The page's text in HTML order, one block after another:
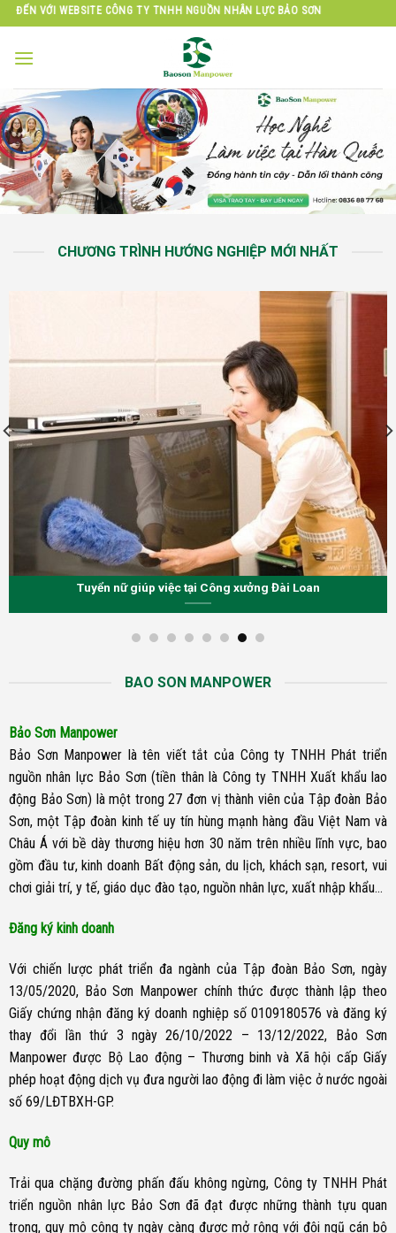
Skip
to
content
TY TNHH NGUỒN NHÂN LỰC BẢO SƠN
CHƯƠNG TRÌNH HƯỚNG NGHIỆP MỚI NHẤT
Tuyển 3 nam sản xuất thực phẩm tại Đài Loan
BAO SON MANPOWER
Bảo Sơn Manpower
Bảo Sơn Manpower là tên viết tắt của Công ty TNHH Phát triển
nguồn nhân lực Bảo Sơn (tiền thân là Công ty TNHH Xuất khẩu lao
động Bảo Sơn) là một trong 27 đơn vị thành viên của Tập đoàn Bảo
Sơn, một Tập đoàn kinh tế uy tín hùng mạnh hàng đầu Việt Nam và
Châu Á với bề dày thương hiệu hơn 30 năm trên nhiều lĩnh vực, bao
gồm đầu tư, kinh doanh Bất động sản, du lịch, khách sạn, resort, vui
chơi giải trí, y tế, giáo dục đào tạo, nguồn nhân lực, xuất nhập khẩu…
Đăng ký kinh doanh
Với chiến lược phát triển đa ngành của Tập đoàn Bảo Sơn, ngày
13/05/2020, Bảo Sơn Manpower chính thức được thành lập theo
Giấy chứng nhận đăng ký doanh nghiệp số 0109180576 và đăng ký
thay đổi lần thứ 3 ngày 26/10/2022 – 13/12/2022, Bảo Sơn
Manpower được Bộ Lao động – Thương binh và Xã hội cấp Giấy
phép hoạt động dịch vụ đưa người lao động đi làm việc ở nước ngoài
số 69/LĐTBXH-GP.
Quy mô
Trải qua chặng đường phấn đấu không ngừng, Công ty TNHH Phát
triển nguồn nhân lực Bảo Sơn đã đạt được những thành tựu quan
trọng, quy mô công ty ngày càng được mở rộng với đội ngũ cán bộ